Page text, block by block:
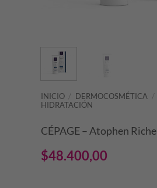
INICIO / DERMOCOSMÉTICA /
HIDRATACIÓN
CÉPAGE – Atophen Riche
$48.400,00